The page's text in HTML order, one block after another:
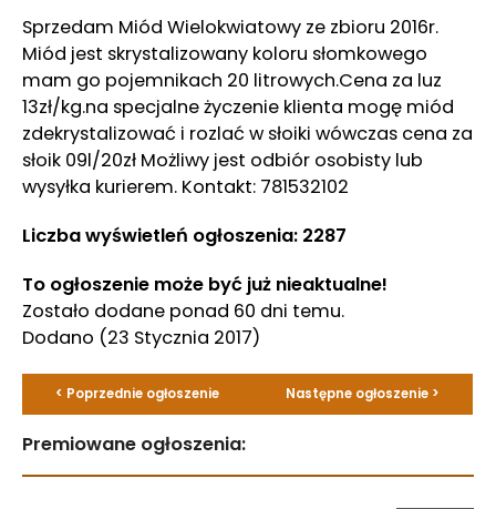
Sprzedam Miód Wielokwiatowy ze zbioru 2016r.
Miód jest skrystalizowany koloru słomkowego
mam go pojemnikach 20 litrowych.Cena za luz
13zł/kg.na specjalne życzenie klienta mogę miód
zdekrystalizować i rozlać w słoiki wówczas cena za
słoik 09l/20zł Możliwy jest odbiór osobisty lub
wysyłka kurierem. Kontakt: 781532102
Liczba wyświetleń ogłoszenia: 2287
To ogłoszenie może być już nieaktualne!
Zostało dodane ponad 60 dni temu.
Dodano (23 Stycznia 2017)
< Poprzednie ogłoszenie Następne ogłoszenie >
Premiowane ogłoszenia: